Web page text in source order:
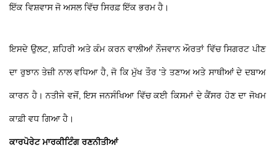
ਇੱਕ ਵਿਸ਼ਵਾਸ ਜੋ ਅਸਲ ਵਿੱਚ ਸਿਰਫ਼ ਇੱਕ ਭਰਮ ਹੈ।
ਇਸਦੇ ਉਲਟ, ਸ਼ਹਿਰੀ ਅਤੇ ਕੰਮ ਕਰਨ ਵਾਲੀਆਂ ਨੌਜਵਾਨ ਔਰਤਾਂ ਵਿੱਚ ਸਿਗਰਟ ਪੀਣ
ਦਾ ਰੁਝਾਨ ਤੇਜ਼ੀ ਨਾਲ ਵਧਿਆ ਹੈ, ਜੋ ਕਿ ਮੁੱਖ ਤੌਰ 'ਤੇ ਤਣਾਅ ਅਤੇ ਸਾਥੀਆਂ ਦੇ ਦਬਾਅ
ਕਾਰਨ ਹੈ। ਨਤੀਜੇ ਵਜੋਂ, ਇਸ ਜਨਸੰਖਿਆ ਵਿੱਚ ਕਈ ਕਿਸਮਾਂ ਦੇ ਕੈਂਸਰ ਹੋਣ ਦਾ ਜੋਖਮ
ਕਾਫ਼ੀ ਵਧ ਗਿਆ ਹੈ।
ਕਾਰਪੋਰੇਟ ਮਾਰਕੀਟਿੰਗ ਰਣਨੀਤੀਆਂ